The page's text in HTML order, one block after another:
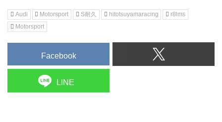
Audi Motorsport S耐久 hitotsuyamaracing
r8lms
Motorsport
Facebook
LINE